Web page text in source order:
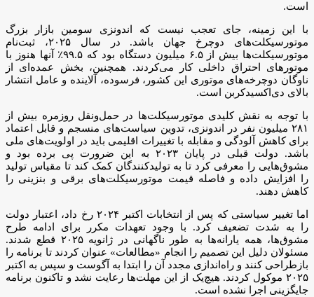
است.
با این زمینه، جای تعجب نیست که اندونزی سومین بازار بزرگ
موتورسیکلت‌های دوچرخ جهان باشد. در سال ۲۰۲۵، ثبت‌نام
موتورسیکلت‌ها بیش از ۶.۵ میلیون دستگاه بود که ۹۹.۵٪ آنها هنوز با
موتورهای احتراق داخلی کار می‌کردند. همچنین، بخش عمده‌ای از
ناوگان دوچرخه‌های موتوری این کشور، فرسوده، آلاینده و عامل انتشار
بالای دی‌اکسیدکربن است.
با توجه به نقش کلیدی موتورسیکلت‌ها در حمل‌ونقل روزمره بیش از
۲۸۱ میلیون نفر در اندونزی، تدوین سیاست‌های منسجم و قابل اعتماد
برای کاهش آلودگی و مقابله با تغییرات اقلیمی باید در اولویت‌های ملی
باشد. دولت قبلی در پایان ۲۰۲۳ به این ضرورت پی برده بود و
مشوق‌هایی را معرفی کرد تا به تولیدکنندگان کمک کند تا مقیاس تولید
را افزایش داده و فاصله قیمت موتورسیکلت‌های برقی و بنزینی را
کاهش دهند.
اما تغییر سیاستی که پس از انتخابات اکتبر ۲۰۲۴ رخ داد، اعتبار دولت
را به شدت تضعیف کرد. با وجود تعهدات مکرر برای ادامه طرح
مشوق‌ها، همه یارانه‌ها به طور ناگهانی در ژانویه ۲۰۲۵ قطع شدند.
مسئولان دلیل این تصمیم را انجام «مطالعات» عنوان کردند تا برنامه را
بازطراحی کنند و راه‌اندازی مجدد آن را ابتدا به آگوست و سپس به اکتبر
۲۰۲۵ موکول کردند. هیچ‌یک از این مهلت‌ها رعایت نشد و تاکنون برنامه
جایگزینی اجرا نشده است.